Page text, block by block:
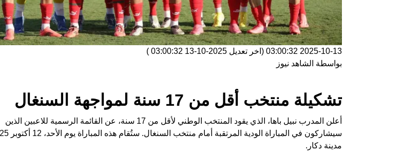
2025-10-13 03:00:32 (اخر تعديل 2025-10-13 03:00:32
)
بواسطة الشاهد نيوز
تشكيلة منتخب أقل من 17 سنة لمواجهة السنغال
أعلن المدرب نبيل باها، الذي يقود المنتخب الوطني لأقل من 17 سنة، عن القائمة الرسمية للاعبين الذين
مدينة دكار.